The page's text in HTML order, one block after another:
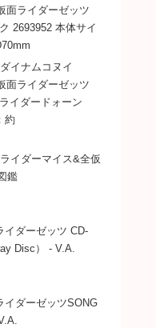
面ライダーゼッツ
2693952 本体サイ
イナムコヌイ
面ライダーゼッツ
イダードォーン
約
イダーマイス&全仮
鑑
イダーゼッツ CD-
Disc） - V.A.
イダーゼッツSONG